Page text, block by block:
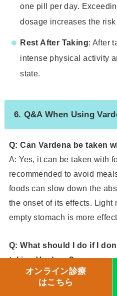
one pill per day.
dosage increases the
Rest After Taking: After
intense physical activity
state.
6. Q&A When Using
Q: Can Vardena be taken
A: Yes, it can be taken with
recommended to avoid
foods can slow down the
the onset of its effects. Light
empty stomach is more
Q: What should I do if I
taking Vardena?
A: Vardena works only in
stimulation. Make sure you
オンライン診療
はこちら